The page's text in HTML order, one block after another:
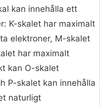
kan innehålla ett
K-skalet har maximalt
elektroner, M-skalet
har maximalt
kan O-skalet
P-skalet kan innehålla
naturligt